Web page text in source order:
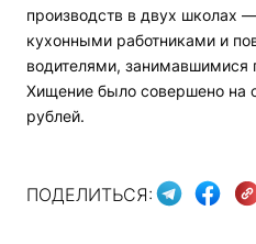
производств в двух школах —
кухонными работниками и
водителями, занимавшимися
Хищение было совершено на
рублей.
ПОДЕЛИТЬСЯ: